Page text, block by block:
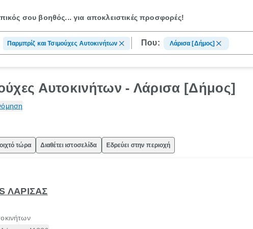
σου βοηθός...για αποκλειστικές προσφορές!
Παρμπρίζ και Τσιμούχες Αυτοκινήτων Που: Λάρισα [Δήμος]
Αυτοκινήτων - Λάρισα [Δήμος]
τώρα Διαθέτει ιστοσελίδα Εδρεύει στην περιοχή
ΛΑΡΙΣΑΣ